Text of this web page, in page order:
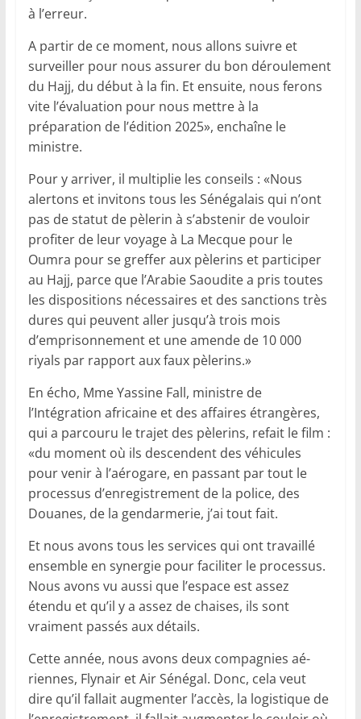
à l’erreur.
A partir de ce moment, nous allons suivre et
surveiller pour nous assurer du bon déroulement
du Hajj, du début à la fin. Et ensuite, nous ferons
vite l’évaluation pour nous mettre à la
préparation de l’édition 2025», enchaîne le
ministre.
Pour y arriver, il multiplie les conseils : «Nous
alertons et invitons tous les Sénégalais qui n’ont
pas de statut de pèlerin à s’abstenir de vouloir
profiter de leur voyage à La Mecque pour le
Oumra pour se greffer aux pèlerins et participer
au Hajj, parce que l’Arabie Saoudite a pris toutes
les dispositions nécessaires et des sanctions très
dures qui peuvent aller jusqu’à trois mois
d’emprisonnement et une amende de 10 000
riyals par rapport aux faux pèlerins.»
En écho, Mme Yassine Fall, ministre de
l’Intégration africaine et des affaires étrangères,
qui a parcouru le trajet des pèlerins, refait le film :
«du moment où ils descendent des véhicules
pour venir à l’aérogare, en passant par tout le
processus d’enregistrement de la police, des
Douanes, de la gendarmerie, j’ai tout fait.
Et nous avons tous les services qui ont travaillé
ensemble en synergie pour faciliter le processus.
Nous avons vu aussi que l’espace est assez
étendu et qu’il y a assez de chaises, ils sont
vraiment passés aux détails.
Cette année, nous avons deux compagnies aé­
riennes, Flynair et Air Sénégal. Donc, cela veut
dire qu’il fallait augmenter l’accès, la logistique de